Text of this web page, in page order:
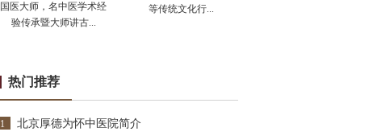
国医大师，名中医学术经
验传承暨大师讲古...
等传统文化行...
热门推荐
1 北京厚德为怀中医院简介